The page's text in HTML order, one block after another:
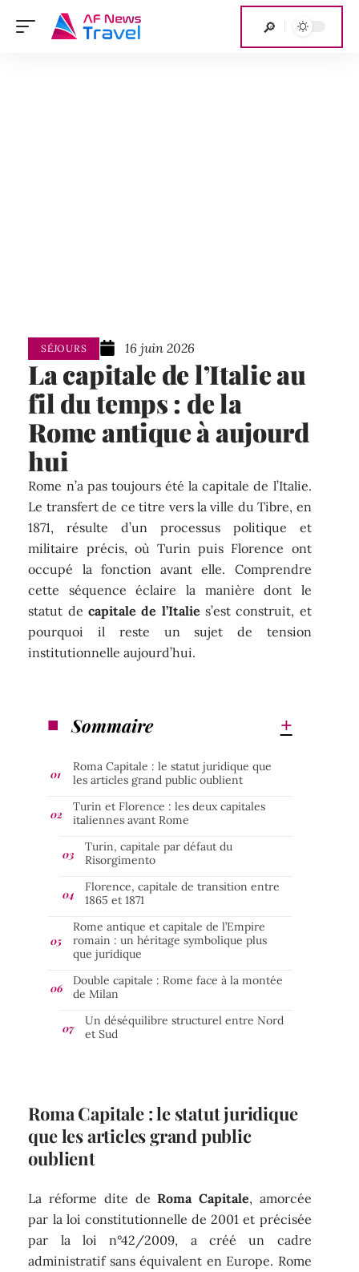
SÉJOURS 16 juin 2026
La capitale de l’Italie au
fil du temps : de la
Rome antique à aujourd
hui
Rome n’a pas toujours été la capitale de l’Italie.
Le transfert de ce titre vers la ville du Tibre, en
1871, résulte d’un processus politique et
militaire précis, où Turin puis Florence ont
occupé la fonction avant elle. Comprendre
cette séquence éclaire la manière dont le
statut decapitale de l’Italie s’est construit, et
pourquoi il reste un sujet de tension
institutionnelle aujourd’hui.
Sommaire
Roma Capitale : le statut juridique que
les articles grand public oublient
Turin et Florence : les deux capitales
italiennes avant Rome
Turin, capitale par défaut du
Risorgimento
Florence, capitale de transition entre
1865 et 1871
Rome antique et capitale de l’Empire
romain : un héritage symbolique plus
que juridique
Double capitale : Rome face à la montée
de Milan
Un déséquilibre structurel entre Nord
et Sud
Roma Capitale : le statut juridique
que les articles grand public
oublient
La réforme dite deRoma Capitale, amorcée
par la loi constitutionnelle de 2001 et précisée
par la loi n°42/2009, a créé un cadre
administratif sans équivalent en Europe. Rome